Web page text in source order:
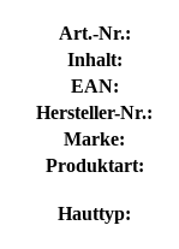
Art.-Nr.:
Inhalt:
EAN:
Hersteller-Nr.:
Marke:
Produktart:
Hauttyp: